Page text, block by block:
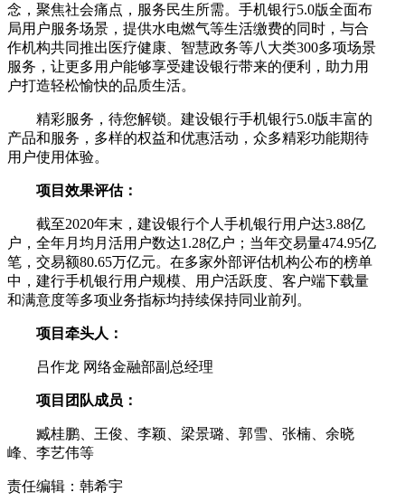
念，聚焦社会痛点，服务民生所需。手机银行5.0版全面布
局用户服务场景，提供水电燃气等生活缴费的同时，与合
作机构共同推出医疗健康、智慧政务等八大类300多项场景
服务，让更多用户能够享受建设银行带来的便利，助力用
户打造轻松愉快的品质生活。
精彩服务，待您解锁。建设银行手机银行5.0版丰富的
产品和服务，多样的权益和优惠活动，众多精彩功能期待
用户使用体验。
项目效果评估：
截至2020年末，建设银行个人手机银行用户达3.88亿
户，全年月均月活用户数达1.28亿户；当年交易量474.95亿
笔，交易额80.65万亿元。在多家外部评估机构公布的榜单
中，建行手机银行用户规模、用户活跃度、客户端下载量
和满意度等多项业务指标均持续保持同业前列。
项目牵头人：
吕作龙 网络金融部副总经理
项目团队成员：
臧桂鹏、王俊、李颖、梁景璐、郭雪、张楠、余晓
峰、李艺伟等
责任编辑：韩希宇